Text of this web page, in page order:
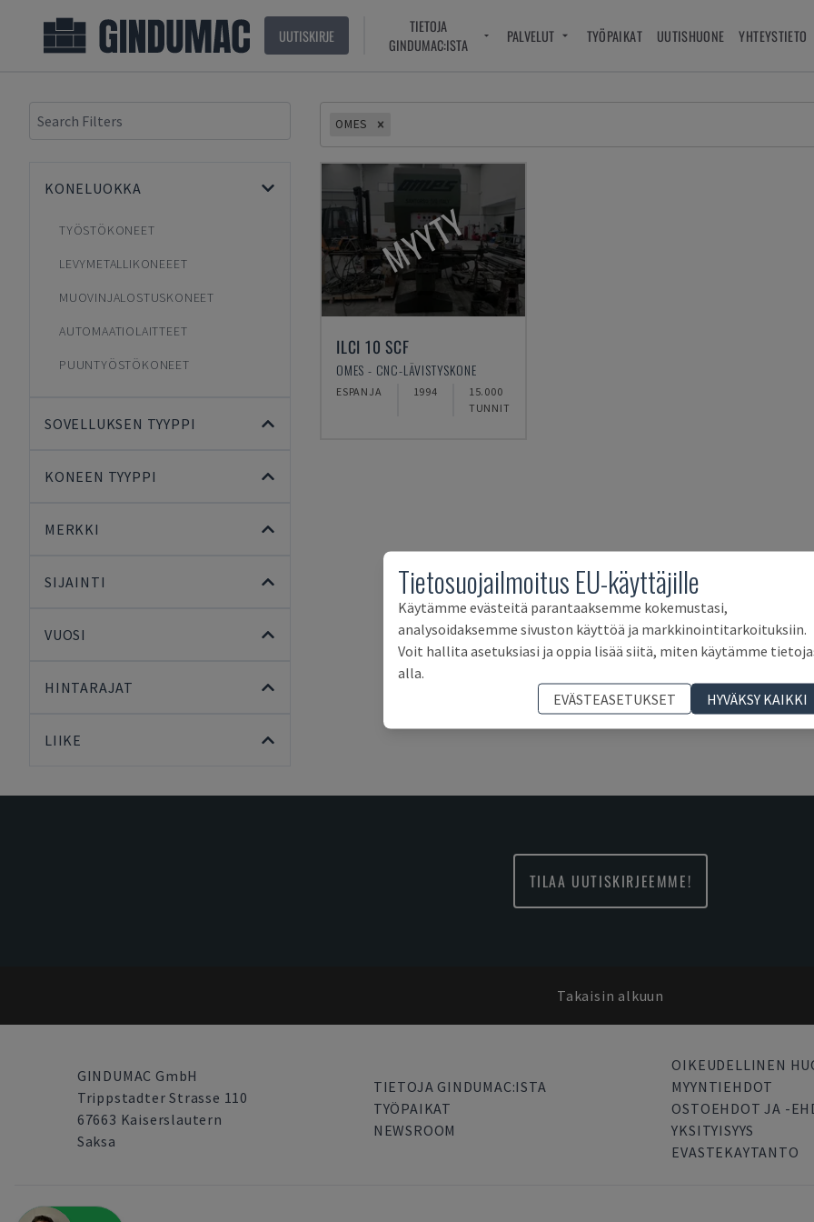
UUTISKIRJE
TIETOJA
GINDUMAC:ISTA
PALVELUT TYÖPAIKAT UUTISHUONE YHTEYSTIETO
KONELUOKKA
TYÖSTÖKONEET
LEVYMETALLIKONEEET
MUOVINJALOSTUSKONEET
AUTOMAATIOLAITTEET
PUUNTYÖSTÖKONEET
SOVELLUKSEN TYYPPI
KONEEN TYYPPI
MERKKI
SIJAINTI
VUOSI
HINTARAJAT
LIIKE
OMES
MYYTY
ILCI 10 SCF
OMES - CNC-LÄVISTYSKONE
ESPANJA 1994
15.000
TUNNIT
TILAA UUTISKIRJEEMME!
Takaisin alkuun
GINDUMAC GmbH
Trippstadter Strasse 110
67663 Kaiserslautern
Saksa
TIETOJA GINDUMAC:ISTA
TYÖPAIKAT
NEWSROOM
OIKEUDELLINEN
MYYNTIEHDOT
OSTOEHDOT JA -
YKSITYISYYS
EVASTEKAYTANTO
Tietosuojailmoitus EU-käyttäjille
Käytämme evästeitä parantaaksemme kokemustasi,
analysoidaksemme sivuston käyttöä ja markkinointitarkoituksiin.
Voit hallita asetuksiasi ja oppia lisää siitä, miten käytämme
alla.
EVÄSTEASETUKSET
HYVÄKSY KAIKKI